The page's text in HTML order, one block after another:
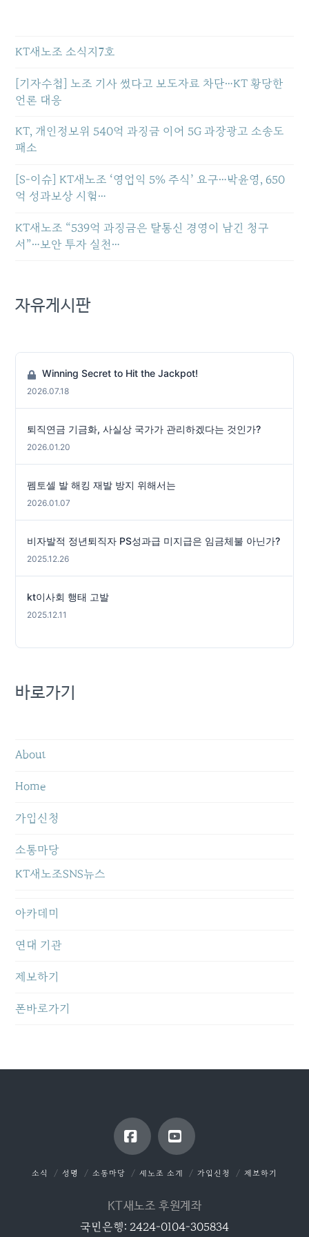
KT새노조 소식지7호
[기자수첩] 노조 기사 썼다고 보도자료 차단…KT 황당한
언론 대응
KT, 개인정보위 540억 과징금 이어 5G 과장광고 소송도
패소
[S-이슈] KT새노조 ‘영업익 5% 주식’ 요구…박윤영, 650
억 성과보상 시험…
KT새노조 “539억 과징금은 탈통신 경영이 남긴 청구
서”…보안 투자 실천…
자유게시판
Winning Secret to Hit the Jackpot!
2026.07.18
퇴직연금 기금화, 사실상 국가가 관리하겠다는 것인가?
2026.01.20
펨토셀 발 해킹 재발 방지 위해서는
2026.01.07
비자발적 정년퇴직자 PS성과급 미지급은 임금체불 아닌가?
2025.12.26
kt이사회 행태 고발
2025.12.11
바로가기
About
Home
가입신청
소통마당
KT새노조SNS뉴스
아카데미
연대 기관
제보하기
폰바로가기
FacebookYouTube
소식 성명 소통마당 새노조 소개 가입신청 제보하기
KT새노조 후원계좌
국민은행: 2424-0104-305834